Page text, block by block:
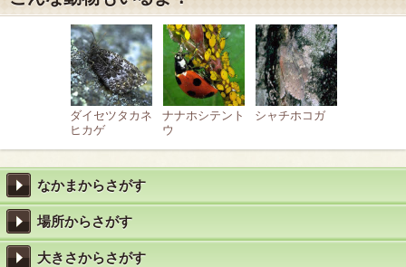
ダイセツタカネ
ヒカゲ
ナナホシテント
ウ
シャチホコガ
なかまからさがす
場所からさがす
大きさからさがす